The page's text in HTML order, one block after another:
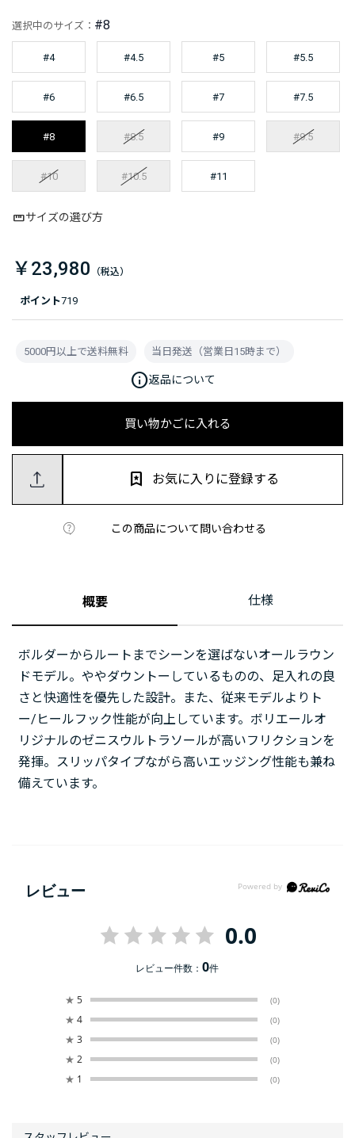
ポイント719
選択中のサイズ： #8
#4 #4.5 #5 #5.5
#6 #6.5 #7 #7.5
#8 #8.5 #9 #9.5
#10 #10.5 #11
サイズの選び方
￥23,980
買い物かごに入れる
この商品について問い合わせる
お気に入りに登録する
5000円以上で送料無料 当日発送（営業日15時まで）
info返品について
概要 仕様
ボルダーからルートまでシーンを選ばないオールラウン
ドモデル。ややダウントーしているものの、足入れの良
さと快適性を優先した設計。また、従来モデルよりト
ー/ヒールフック性能が向上しています。ボリエールオ
リジナルのゼニスウルトラソールが高いフリクションを
発揮。スリッパタイプながら高いエッジング性能も兼ね
備えています。
レビュー
0.0
レビュー件数：0件
★ 5 (0)
★ 4 (0)
★ 3 (0)
★ 2 (0)
★ 1 (0)